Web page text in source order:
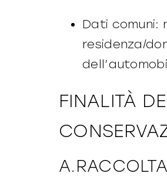
Dati comuni:
residenza/
FINALITÀ